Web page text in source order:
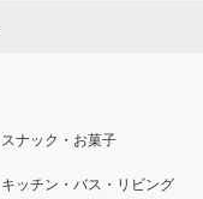
スナック・お菓子
キッチン・バス・リビング